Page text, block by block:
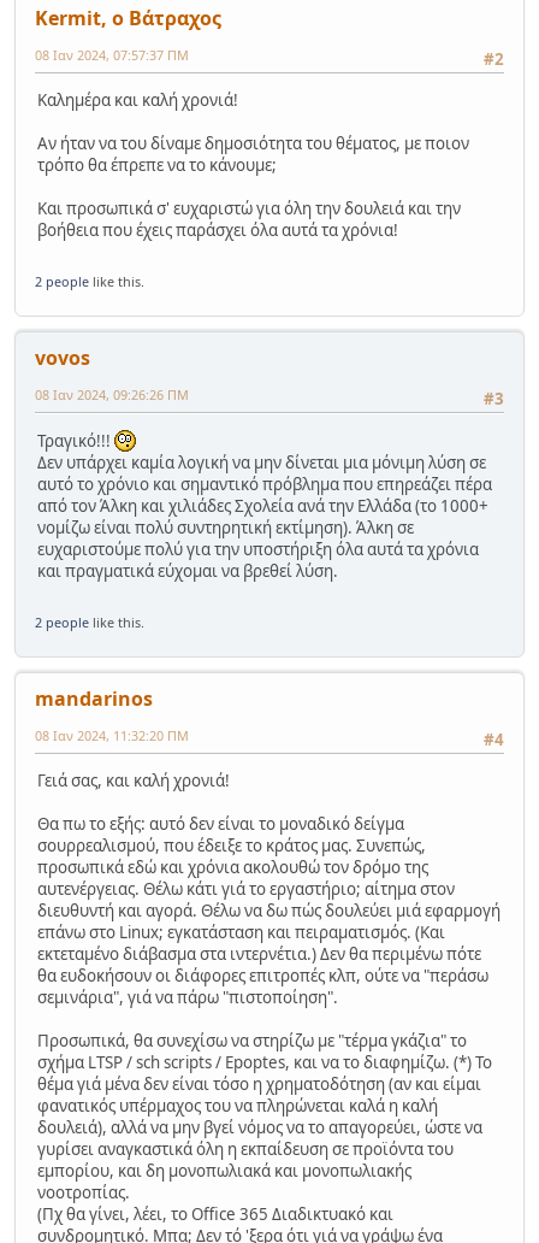
Kermit, ο Βάτραχος
#2
08 Ιαν 2024, 07:57:37 ΠΜ
Καλημέρα και καλή χρονιά!
Αν ήταν να του δίναμε δημοσιότητα του θέματος, με ποιον
τρόπο θα έπρεπε να το κάνουμε;
Και προσωπικά σ' ευχαριστώ για όλη την δουλειά και την
βοήθεια που έχεις παράσχει όλα αυτά τα χρόνια!
2 people like this.
vovos
#3
08 Ιαν 2024, 09:26:26 ΠΜ
Τραγικό!!!
Δεν υπάρχει καμία λογική να μην δίνεται μια μόνιμη λύση σε
αυτό το χρόνιο και σημαντικό πρόβλημα που επηρεάζει πέρα
από τον Άλκη και χιλιάδες Σχολεία ανά την Ελλάδα (το 1000+
νομίζω είναι πολύ συντηρητική εκτίμηση). Άλκη σε
ευχαριστούμε πολύ για την υποστήριξη όλα αυτά τα χρόνια
και πραγματικά εύχομαι να βρεθεί λύση.
2 people like this.
mandarinos
#4
08 Ιαν 2024, 11:32:20 ΠΜ
Γειά σας, και καλή χρονιά!
Θα πω το εξής: αυτό δεν είναι το μοναδικό δείγμα
σουρρεαλισμού, που έδειξε το κράτος μας. Συνεπώς,
προσωπικά εδώ και χρόνια ακολουθώ τον δρόμο της
αυτενέργειας. Θέλω κάτι γιά το εργαστήριο; αίτημα στον
διευθυντή και αγορά. Θέλω να δω πώς δουλεύει μιά εφαρμογή
επάνω στο Linux; εγκατάσταση και πειραματισμός. (Και
εκτεταμένο διάβασμα στα ιντερνέτια.) Δεν θα περιμένω πότε
θα ευδοκήσουν οι διάφορες επιτροπές κλπ, ούτε να "περάσω
σεμινάρια", γιά να πάρω "πιστοποίηση".
Προσωπικά, θα συνεχίσω να στηρίζω με "τέρμα γκάζια" το
σχήμα LTSP / sch scripts / Epoptes, και να το διαφημίζω. (*) Το
θέμα γιά μένα δεν είναι τόσο η χρηματοδότηση (αν και είμαι
φανατικός υπέρμαχος του να πληρώνεται καλά η καλή
δουλειά), αλλά να μην βγεί νόμος να το απαγορεύει, ώστε να
γυρίσει αναγκαστικά όλη η εκπαίδευση σε προϊόντα του
εμπορίου, και δη μονοπωλιακά και μονοπωλιακής
νοοτροπίας.
(Πχ θα γίνει, λέει, το Office 365 Διαδικτυακό και
συνδρομητικό. Μπα; Δεν τό 'ξερα ότι γιά να γράψω ένα